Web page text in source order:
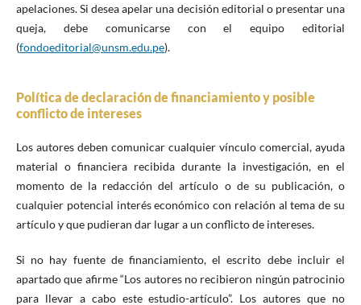
apelaciones. Si desea apelar una decisión editorial o presentar una
queja, debe comunicarse con el equipo editorial
(fondoeditorial@unsm.edu.pe).
Política de declaración de financiamiento y posible
conflicto de intereses
Los autores deben comunicar cualquier vínculo comercial, ayuda
material o financiera recibida durante la investigación, en el
momento de la redacción del artículo o de su publicación, o
cualquier potencial interés económico con relación al tema de su
artículo y que pudieran dar lugar a un conflicto de intereses.
Si no hay fuente de financiamiento, el escrito debe incluir el
apartado que afirme “Los autores no recibieron ningún patrocinio
para llevar a cabo este estudio-artículo”. Los autores que no